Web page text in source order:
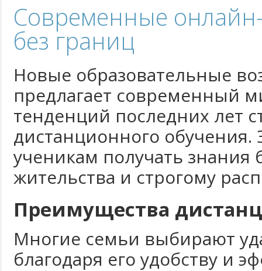
Современные
без границ
Новые образовательные
предлагает современный
тенденций последних лет
дистанционного
ученикам получать знания
жительства и строгому
Преимущества
Многие семьи выбирают
благодаря его удобству и